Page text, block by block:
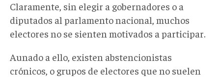
Claramente, sin elegir a gobernadores o a
diputados al parlamento nacional, muchos
electores no se sienten motivados a participar.
Aunado a ello, existen abstencionistas
crónicos, o grupos de electores que no suelen